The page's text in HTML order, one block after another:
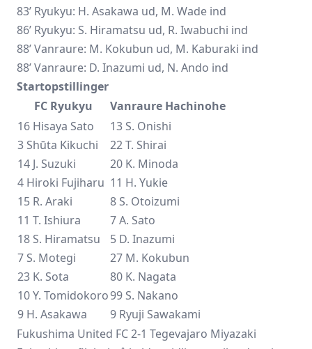
83’ Ryukyu: H. Asakawa ud, M. Wade ind
86’ Ryukyu: S. Hiramatsu ud, R. Iwabuchi ind
88’ Vanraure: M. Kokubun ud, M. Kaburaki ind
88’ Vanraure: D. Inazumi ud, N. Ando ind
Startopstillinger
FC Ryukyu
Vanraure Hachinohe
16 Hisaya Sato
3 Shūta Kikuchi
14 J. Suzuki
4 Hiroki Fujiharu
15 R. Araki
11 T. Ishiura
18 S. Hiramatsu
7 S. Motegi
23 K. Sota
10 Y. Tomidokoro
9 H. Asakawa
13 S. Onishi
22 T. Shirai
20 K. Minoda
11 H. Yukie
8 S. Otoizumi
7 A. Sato
5 D. Inazumi
27 M. Kokubun
80 K. Nagata
99 S. Nakano
9 Ryuji Sawakami
Fukushima United FC 2-1 Tegevajaro Miyazaki